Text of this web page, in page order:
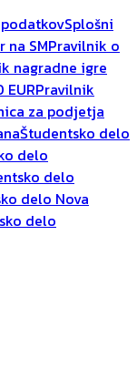
Splošni
na SMPravilnik o
nagradne igre
Pravilnik
za podjetja
Študentsko delo
delo
delo
delo Nova
delo